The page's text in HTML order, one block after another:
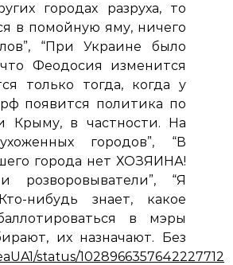
городах разруха, то
в помойную яму, ничего
“При Украине было
Феодосия изменится
только тогда, когда у
появится политика по
Крыму, в частности. На
городов”, “В
города нет ХОЗЯИНА!
розворовыватели”, “Я
нибудь знает, какое
в мэры
их назначают. Без
status/1028966357642227712